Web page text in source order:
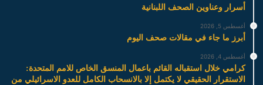
أسرار وعناوين الصحف اللبنانية
أغسطس 5, 2026
أبرز ما جاء في مقالات صحف اليوم
أغسطس 4, 2026
كرامي خلال استقباله القائم باعمال المنسق الخاص للامم المتحدة:
الاستقرار الحقيقي لا يكتمل إلا بالانسحاب الكامل للعدو الاسرائيلي من